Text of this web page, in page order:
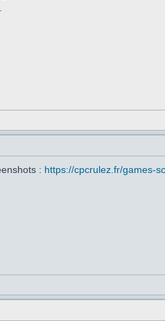
: https://cpcrulez.fr/games-